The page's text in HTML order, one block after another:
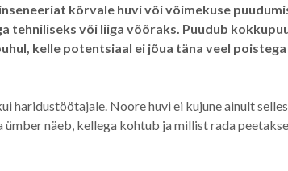
kõrvale huvi või võimekuse
tehniliseks või liiga võõraks. Puudub
kelle potentsiaal ei jõua täna veel poistega
haridustöötajale. Noore huvi ei kujune ainult
ümber näeb, kellega kohtub ja millist rada